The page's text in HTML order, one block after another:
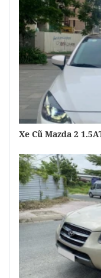
Xe Cũ Mazda 2